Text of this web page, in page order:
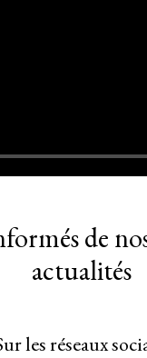
de
actualités
les réseaux